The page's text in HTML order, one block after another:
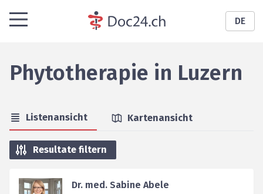
DE
Phytotherapie in Luzern
Listenansicht Kartenansicht
Resultate filtern
Dr. med. Sabine Abele